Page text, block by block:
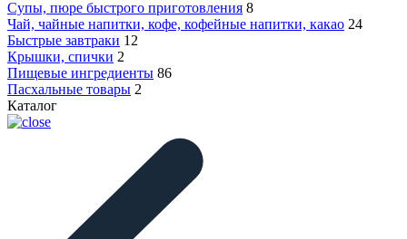
Супы, пюре быстрого приготовления 8
Чай, чайные напитки, кофе, кофейные напитки, какао 24
Быстрые завтраки 12
Крышки, спички 2
Пищевые ингредиенты 86
Пасхальные товары 2
Каталог